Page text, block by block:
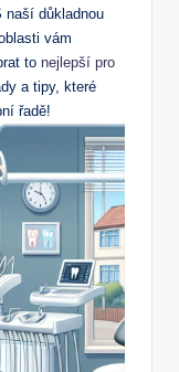
naší důkladnou
vám
to nejlepší pro
a tipy, které
řadě!